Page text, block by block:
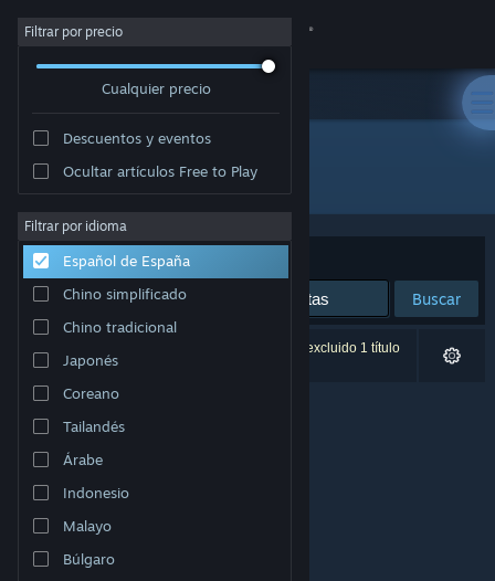
Iniciar sesión
Acerca de
Soporte
Cambiar idioma
Descargar Steam Mobile
Ver versión clásica
Filtrar por precio
Cualquier precio
Descuentos y eventos
Ocultar artículos Free to Play
Filtrar por idioma
Español de España
Chino simplificado
Chino tradicional
Japonés
Coreano
Tailandés
Árabe
Indonesio
Malayo
Búlgaro
Editor: The Elephant Crew
Ordenar por Relevancia
Buscar
0 resultados coinciden con la búsqueda. Se ha excluido 1 título
basándose en tus preferencias.